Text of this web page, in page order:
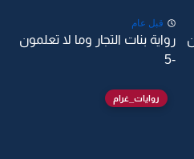
قبل عام
رواية بنات التجار وما لا تعلمون
-5
روايات_غرام